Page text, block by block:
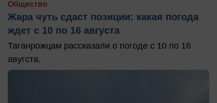
Общество
Жара чуть сдаст позиции: какая погода
ждет с 10 по 16 августа
Таганрожцам рассказали о погоде с 10 по 16
авугста.